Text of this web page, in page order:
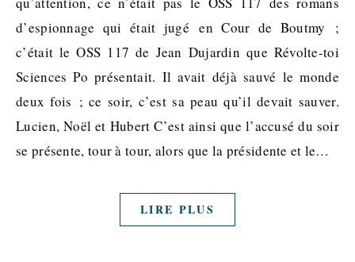
d’espionnage qui était jugé en Cour de Boutmy ;
c’était le OSS 117 de Jean Dujardin que Révolte-toi
Sciences Po présentait. Il avait déjà sauvé le monde
deux fois ; ce soir, c’est sa peau qu’il devait sauver.
Lucien, Noël et Hubert C’est ainsi que l’accusé du soir
se présente, tour à tour, alors que la présidente et le…
LIRE PLUS